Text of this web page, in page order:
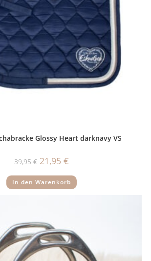
Glossy Heart darknavy VS
39,95€ Ursprünglicher
Preis
39,95 €
21,95 €
21,95 €.
In den Warenkorb